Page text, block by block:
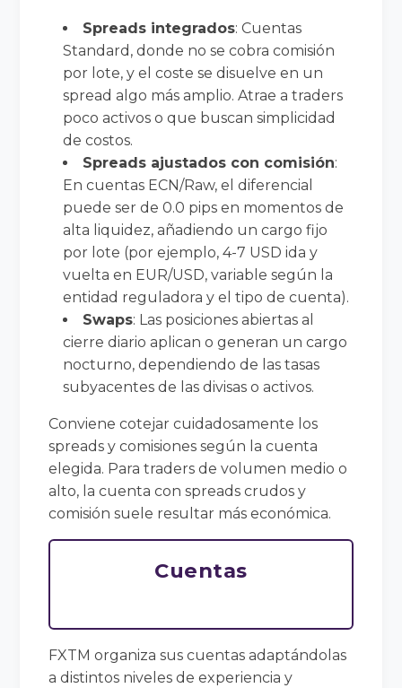
Spreads integrados: Cuentas
Standard, donde no se cobra comisión
por lote, y el coste se disuelve en un
spread algo más amplio. Atrae a traders
poco activos o que buscan simplicidad
de costos.
Spreads ajustados con comisión:
En cuentas ECN/Raw, el diferencial
puede ser de 0.0 pips en momentos de
alta liquidez, añadiendo un cargo fijo
por lote (por ejemplo, 4-7 USD ida y
vuelta en EUR/USD, variable según la
entidad reguladora y el tipo de cuenta).
Swaps: Las posiciones abiertas al
cierre diario aplican o generan un cargo
nocturno, dependiendo de las tasas
subyacentes de las divisas o activos.
Conviene cotejar cuidadosamente los
spreads y comisiones según la cuenta
elegida. Para traders de volumen medio o
alto, la cuenta con spreads crudos y
comisión suele resultar más económica.
Cuentas
FXTM organiza sus cuentas adaptándolas
a distintos niveles de experiencia y